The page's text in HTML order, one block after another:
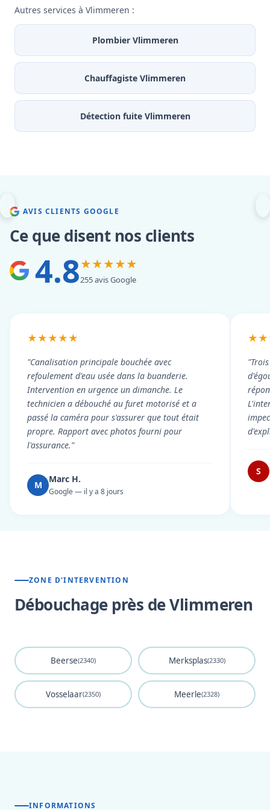
Autres services à Vlimmeren :
Plombier Vlimmeren
Chauffagiste Vlimmeren
Détection fuite Vlimmeren
AVIS CLIENTS GOOGLE
Ce que disent nos clients
4.8★★★★★
255 avis Google
★★★★★
"Canalisation principale bouchée avec
refoulement d'eau usée dans la buanderie.
Intervention en urgence un dimanche. Le
technicien a débouché au furet motorisé et a
passé la caméra pour s'assurer que tout était
propre. Rapport avec photos fourni pour
l'assurance."
M
Marc H.
Google — il y a 8 jours
S
ZONE D'INTERVENTION
Débouchage près de Vlimmeren
Beerse(2340) Merksplas(2330)
Vosselaar(2350) Meerle(2328)
INFORMATIONS